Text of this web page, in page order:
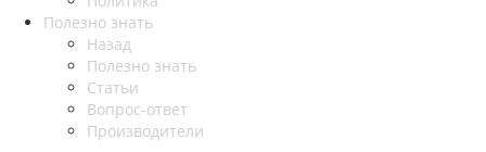
Полезно знать
Назад
Полезно знать
Статьи
Вопрос-ответ
Производители